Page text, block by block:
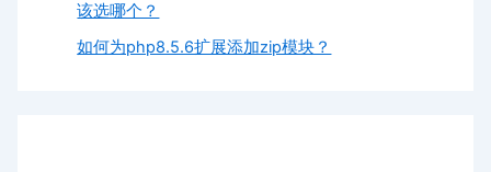
该选哪个？
如何为php8.5.6扩展添加zip模块？